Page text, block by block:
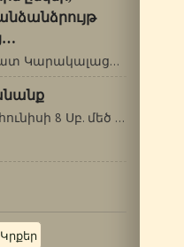
Հայր Կոդրատ Կարակալացի[1] (1931-†…
Մայիսի 26/հունիսի 8 Սբ. մեծ վկա Վարդանը…
Կրքեր